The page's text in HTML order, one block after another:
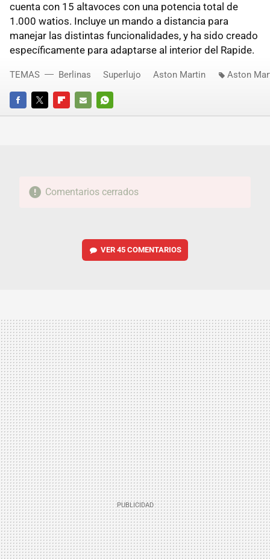
cuenta con 15 altavoces con una potencia total de
1.000 watios. Incluye un mando a distancia para
manejar las distintas funcionalidades, y ha sido creado
específicamente para adaptarse al interior del Rapide.
FACEBOOKTWITTERFLIPBOARD
E-
WHATSAPP
TEMAS Berlinas Superlujo Aston Martin Aston
Comentarios cerrados
VER 45 COMENTARIOS